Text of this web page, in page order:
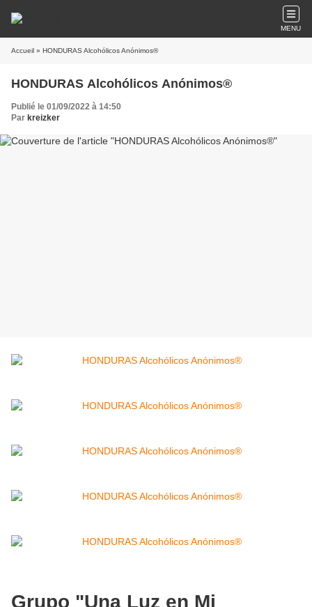
MENU
Accueil » HONDURAS Alcohólicos Anónimos®
HONDURAS Alcohólicos Anónimos®
Publié le 01/09/2022 à 14:50
Par kreizker
Grupo "Una Luz en Mi